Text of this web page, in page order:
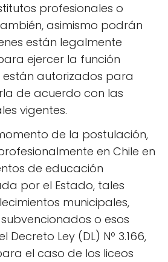
profesionales o
asimismo podrán
están legalmente
ejercer la función
están autorizados para
de acuerdo con las
vigentes.
de la postulación,
en Chile en
de educación
por el Estado, tales
municipales,
o esos
Decreto Ley (DL) Nº 3.166,
el caso de los liceos